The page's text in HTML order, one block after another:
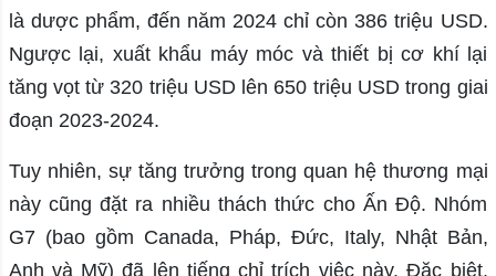
là dược phẩm, đến năm 2024 chỉ còn 386 triệu USD.
Ngược lại, xuất khẩu máy móc và thiết bị cơ khí lại
tăng vọt từ 320 triệu USD lên 650 triệu USD trong giai
đoạn 2023-2024.
Tuy nhiên, sự tăng trưởng trong quan hệ thương mại
này cũng đặt ra nhiều thách thức cho Ấn Độ. Nhóm
G7 (bao gồm Canada, Pháp, Đức, Italy, Nhật Bản,
Anh và Mỹ) đã lên tiếng chỉ trích việc này. Đặc biệt,